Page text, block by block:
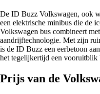
De ID Buzz Volkswagen, ook
een elektrische minibus die de
Volkswagen bus combineert
aandrijftechnologie. Met zijn
is de ID Buzz een eerbetoon
het tegelijkertijd een vooruitblik
Prijs van de